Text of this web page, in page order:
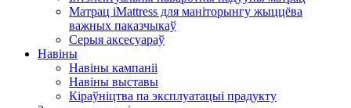
Матрац iMattress для маніторынгу жыццёва
важных паказчыкаў
Серыя аксесуараў
Навіны
Навіны кампаніі
Навіны выставы
Кіраўніцтва па эксплуатацыі прадукту